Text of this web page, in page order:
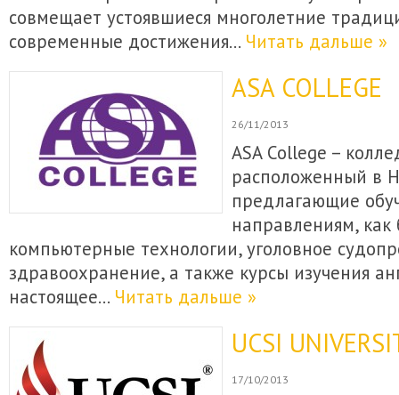
совмещает устоявшиеся многолетние
современные достижения… Читать дальше »
ASA COLLEGE
26/11/2013
ASA College –
расположенный в
предлагающие
направлениям, как
компьютерные технологии, уголовное
здравоохранение, а также курсы изучения
настоящее… Читать дальше »
UCSI
17/10/2013